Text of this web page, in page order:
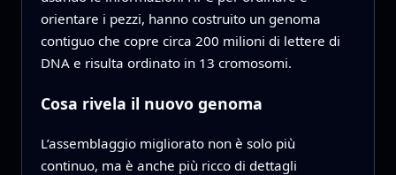
orientare i pezzi, hanno costruito un genoma
contiguo che copre circa 200 milioni di lettere di
DNA e risulta ordinato in 13 cromosomi.
Cosa rivela il nuovo genoma
L’assemblaggio migliorato non è solo più
continuo, ma è anche più ricco di dettagli